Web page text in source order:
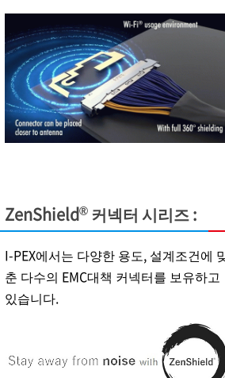
ZenShield® 커넥터 시리즈 :
I-PEX에서는 다양한 용도, 설계조건에
춘 다수의 EMC대책 커넥터를 보유하고
있습니다.